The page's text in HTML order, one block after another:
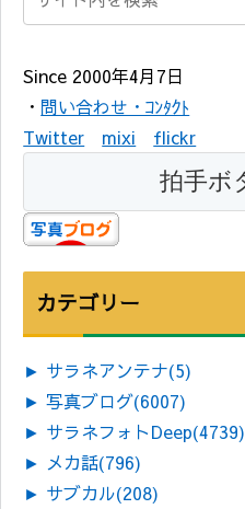
Since 2000年4月7日
・ 問い合わせ・ｺﾝﾀｸﾄ
Twitter
mixi flickr
カテゴリー
► サラネアンテナ(5)
► 写真ブログ(6007)
► サラネフォトDeep(4739)
► メカ話(796)
► サブカル(208)